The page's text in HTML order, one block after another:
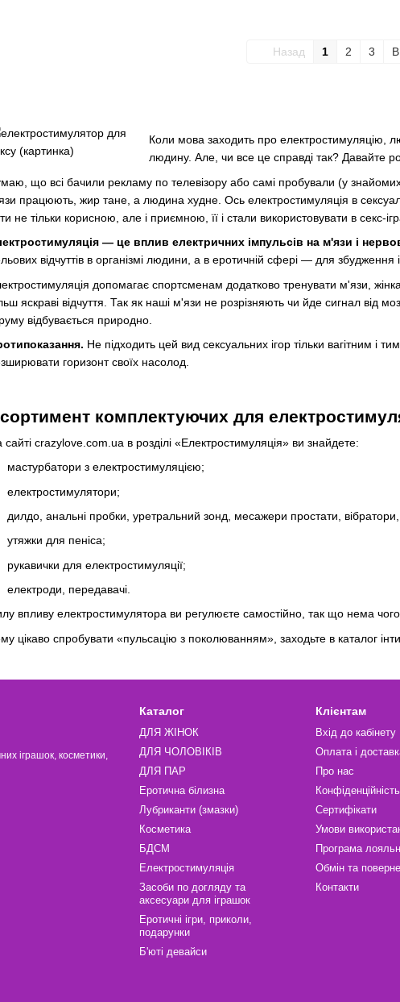
Коли мова заходить про електростимуляцію,
людину. Але, чи все це справді так? Давайте
що всі бачили рекламу по телевізору або самі пробували (у
працюють, жир тане, а людина худне. Ось електростимуляція в
не тільки корисною, але і приємною, її і стали використовувати в секс-
— це вплив електричних імпульсів на м'язи і
відчуттів в організмі людини, а в еротичній сфері — для збудження
допомагає спортсменам додатково тренувати м'язи,
яскраві відчуття. Так як наші м'язи не розрізняють чи йде сигнал від
відбувається природно.
Не підходить цей вид сексуальних ігор тільки вагітним і
горизонт своїх насолод.
комплектуючих для
сайті crazylove.com.ua в розділі «Електростимуляція» ви знайдете:
мастурбатори з електростимуляцією;
електростимулятори;
дилдо, анальні пробки, уретральний зонд, месажери простати,
утяжки для пеніса;
рукавички для електростимуляції;
електроди, передавачі.
впливу електростимулятора ви регулюєте самостійно, так що нема
цікаво спробувати «пульсацію з поколюванням», заходьте в каталог
Назад 1 2 3
іграшок, косметики,
Каталог
ДЛЯ ЖІНОК
ДЛЯ ЧОЛОВІКІВ
ДЛЯ ПАР
Еротична білизна
Лубриканти (змазки)
Косметика
БДСМ
Електростимуляція
Засоби по догляду та
аксесуари для іграшок
Еротичні ігри, приколи,
подарунки
Б'юті девайси
Клієнтам
Вхід до кабінету
Оплата і
Про нас
Конфіденційність
Сертифікати
Умови
Програма
Обмін та
Контакти